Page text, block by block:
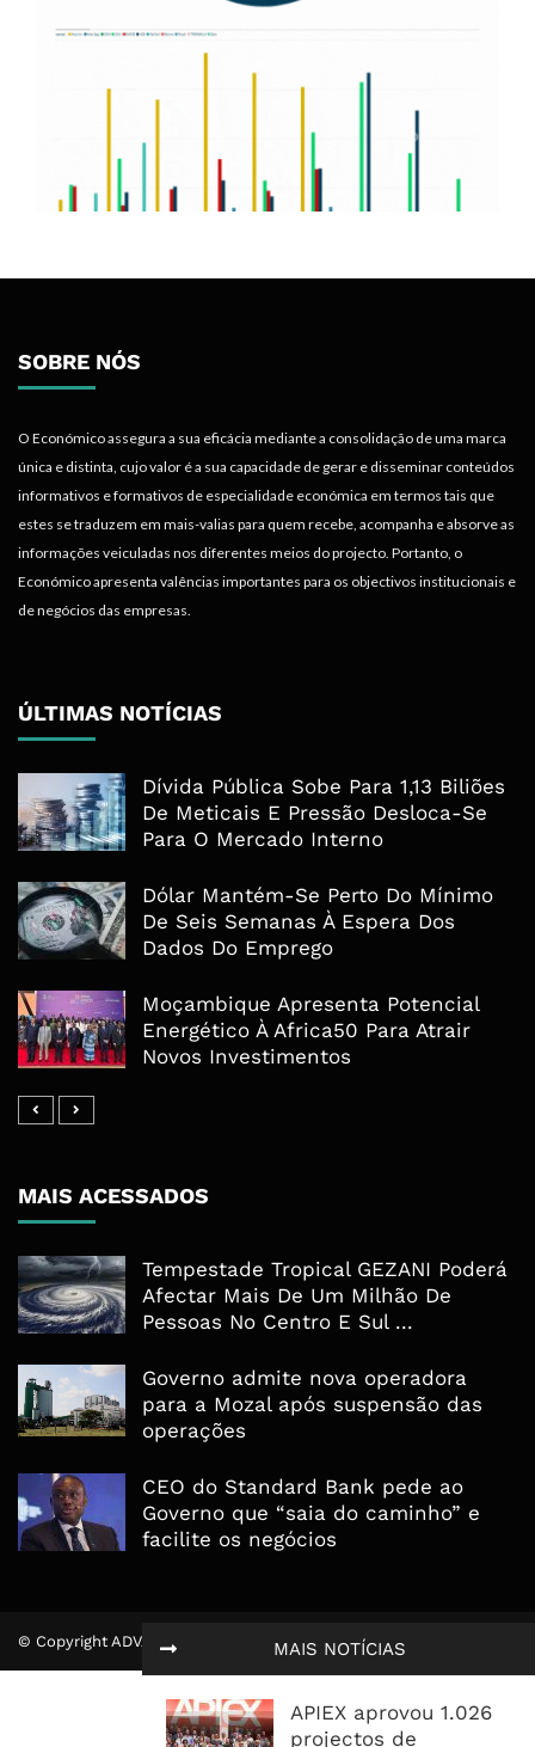
MAIS NOTÍCIAS
APIEX aprovou 1.026
projectos de
SOBRE NÓS
O Económico assegura a sua eficácia mediante a consolidação de uma marca
única e distinta, cujo valor é a sua capacidade de gerar e disseminar conteúdos
informativos e formativos de especialidade económica em termos tais que
estes se traduzem em mais-valias para quem recebe, acompanha e absorve as
informações veiculadas nos diferentes meios do projecto. Portanto, o
Económico apresenta valências importantes para os objectivos institucionais e
de negócios das empresas.
ÚLTIMAS NOTÍCIAS
Dívida Pública Sobe Para 1,13 Biliões
De Meticais E Pressão Desloca-Se
Para O Mercado Interno
Dólar Mantém-Se Perto Do Mínimo
De Seis Semanas À Espera Dos
Dados Do Emprego
Moçambique Apresenta Potencial
Energético À Africa50 Para Atrair
Novos Investimentos
MAIS ACESSADOS
Tempestade Tropical GEZANI Poderá
Afectar Mais De Um Milhão De
Pessoas No Centro E Sul ...
Governo admite nova operadora
para a Mozal após suspensão das
operações
CEO do Standard Bank pede ao
Governo que “saia do caminho” e
facilite os negócios
© Copyright ADVALUE. Todos Direitos Reservados.